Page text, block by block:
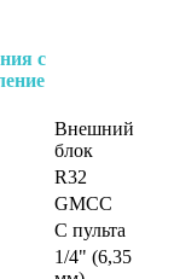
с
Внешний
блок
R32
GMCC
С пульта
1/4" (6,35